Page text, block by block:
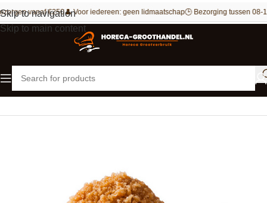
Skip to navigation
Skip to main content
vanaf €250👤 Voor iedereen: geen lidmaatschap🕒 Bezorging tussen 08-
Home Snacks